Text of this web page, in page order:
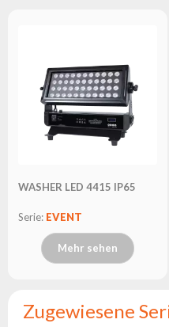
WASHER LED 4415 IP65
Serie: EVENT
Mehr sehen
Zugewiesene